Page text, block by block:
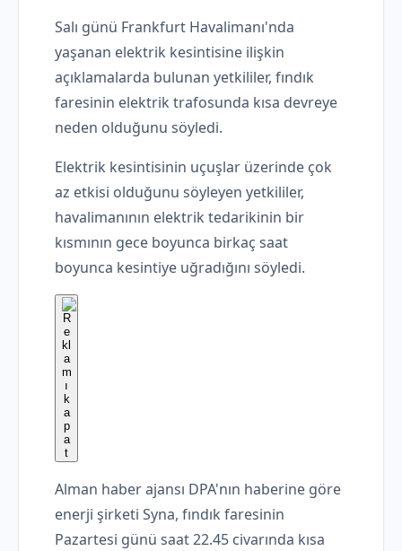
Salı günü Frankfurt Havalimanı'nda
yaşanan elektrik kesintisine ilişkin
açıklamalarda bulunan yetkililer, fındık
faresinin elektrik trafosunda kısa devreye
neden olduğunu söyledi.
Elektrik kesintisinin uçuşlar üzerinde çok
az etkisi olduğunu söyleyen yetkililer,
havalimanının elektrik tedarikinin bir
kısmının gece boyunca birkaç saat
boyunca kesintiye uğradığını söyledi.
Alman haber ajansı DPA'nın haberine göre
enerji şirketi Syna, fındık faresinin
Pazartesi günü saat 22.45 civarında kısa